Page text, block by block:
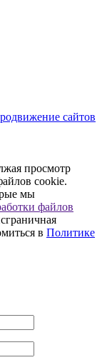
сайтов
просмотр
cookie.
мы
файлов
в Политике